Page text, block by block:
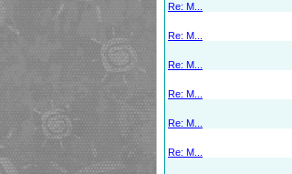
Re: M...
Re: M...
Re: M...
Re: M...
Re: M...
Re: M...